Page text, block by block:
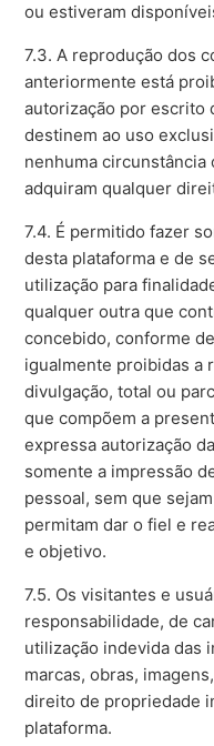
ou estiveram
7.3. A reprodução dos
anteriormente está
autorização por escrito
destinem ao uso
nenhuma
adquiram qualquer
7.4. É permitido fazer
desta plataforma e de
utilização para
qualquer outra que
concebido, conforme
igualmente proibidas a
divulgação, total ou
que compõem a
expressa autorização
somente a impressão
pessoal, sem que
permitam dar o fiel e
e objetivo.
7.5. Os visitantes e
responsabilidade, de
utilização indevida das
marcas, obras,
direito de propriedade
plataforma.